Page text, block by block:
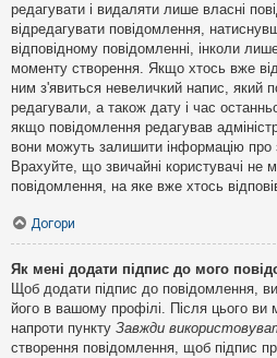
редагувати і видаляти лише власні
відредагувати повідомлення,
відповідному повідомленні, інколи
моменту створення. Якщо хтось вже
ним з'явиться невеличкий напис, який
редагували, а також дату і час
якщо повідомлення редагував
вони можуть залишити інформацію про
Врахуйте, що звичайні користувачі не
повідомлення, на яке вже хтось
Догори
Як мені додати підпис до мого
Щоб додати підпис до повідомлення,
його в вашому профілі. Після цього ви
напроти пункту Завжди
створення повідомлення, щоб підпис